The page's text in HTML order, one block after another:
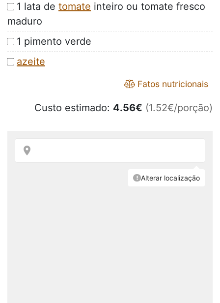
1 lata de tomate inteiro ou tomate fresco
maduro
1 pimento verde
azeite
Fatos nutricionais
Custo estimado: 4.56€ (1.52€/porção)